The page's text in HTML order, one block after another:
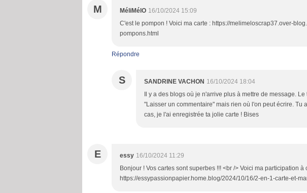
M MéliMélO 16/10/2024 15:09
C'est le pompon ! Voici ma carte : https://melimeloscrap37.over-
pompons.html
Répondre
S SANDRINE VACHON 16/10/2024 18:04
Il y a des blogs où je n'arrive plus à mettre de message.
"Laisser un commentaire" mais rien où l'on peut écrire. Tu
cas, je l'ai enregistrée ta jolie carte ! Bises
E essy 16/10/2024 11:29
Bonjour ! Vos cartes sont superbes !!! <br /> Voici ma participation à
https://essypassionpapier.home.blog/2024/10/16/2-en-1-carte-et-